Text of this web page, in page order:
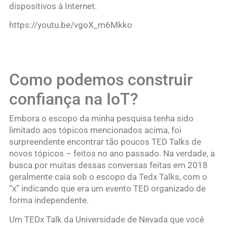
dispositivos à Internet.
https://youtu.be/vgoX_m6Mkko
Como podemos construir
confiança na IoT?
Embora o escopo da minha pesquisa tenha sido
limitado aos tópicos mencionados acima, foi
surpreendente encontrar tão poucos TED Talks de
novos tópicos – feitos no ano passado. Na verdade, a
busca por muitas dessas conversas feitas em 2018
geralmente caía sob o escopo da Tedx Talks, com o
“x” indicando que era um evento TED organizado de
forma independente.
Um TEDx Talk da Universidade de Nevada que você